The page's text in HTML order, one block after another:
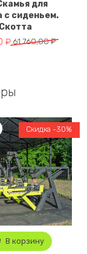
₽.
для
с сиденьем.
61 760,00₽
цена
₽ 43 232,00 ₽.
В корзину
Скидка -30%